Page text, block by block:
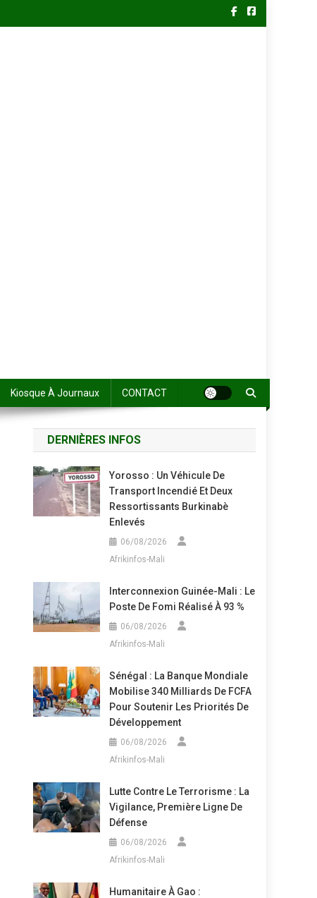
Kiosque À Journaux CONTACT
DERNIÈRES INFOS
Yorosso : Un Véhicule De
Transport Incendié Et Deux
Ressortissants Burkinabè
Enlevés
06/08/2026
Afrikinfos-Mali
Interconnexion Guinée-Mali : Le
Poste De Fomi Réalisé À 93 %
06/08/2026
Afrikinfos-Mali
Sénégal : La Banque Mondiale
Mobilise 340 Milliards De FCFA
Pour Soutenir Les Priorités De
Développement
06/08/2026
Afrikinfos-Mali
Lutte Contre Le Terrorisme : La
Vigilance, Première Ligne De
Défense
06/08/2026
Afrikinfos-Mali
Humanitaire À Gao :